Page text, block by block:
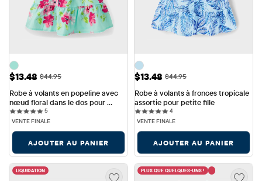
Prix ​​de vente: $13.48
$13.48 Prix ​​d'origine: $44.95
$44.95
Robe à volants en popeline avec
nœud floral dans le dos pour
petite fille55 reviews
VENTE FINALE
AJOUTER AU PANIER
Prix ​​de vente: $13.48
$13.48 Prix ​​d'origine: $44.95
$44.95
Robe à volants à fronces tropicale
assortie pour petite fille
44 reviews
VENTE FINALE
AJOUTER AU PANIER
LIQUIDATION PLUS QUE QUELQUES-UNS !